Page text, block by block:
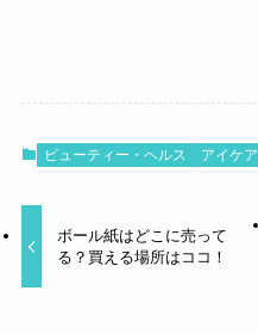
ビューティー・ヘルス アイケア
ボール紙はどこに売って
る？買える場所はココ！